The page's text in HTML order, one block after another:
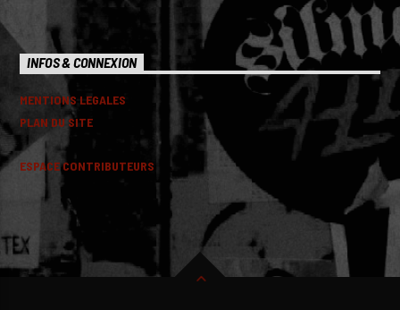
INFOS & CONNEXION
MENTIONS LEGALES
PLAN DU SITE
ESPACE CONTRIBUTEURS